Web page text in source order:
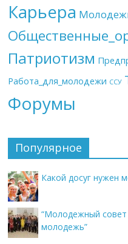
Карьера
Патриотизм
Работа_для_молодежи ССУ
Форумы
Популярное
Какой досуг нужен
“Молодежный совет
молодежь”